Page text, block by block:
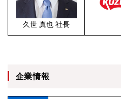
久世 真也 社長
企業情報